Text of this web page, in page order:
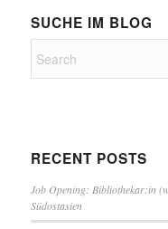
SUCHE IM BLOG
RECENT POSTS
Job Opening: Bibliothekar:in
Südostasien